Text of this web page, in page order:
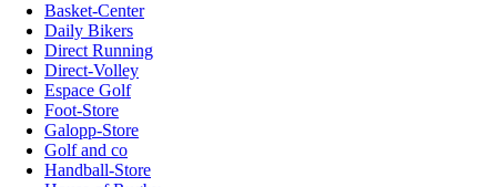
Basket-Center
Daily Bikers
Direct Running
Direct-Volley
Espace Golf
Foot-Store
Galopp-Store
Golf and co
Handball-Store